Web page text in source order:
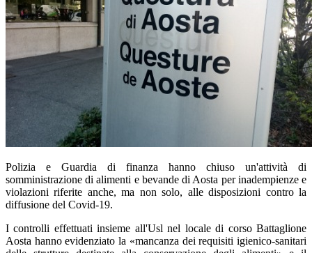
Polizia e Guardia di finanza hanno chiuso un'attività di
somministrazione di alimenti e bevande di Aosta per inadempienze e
violazioni riferite anche, ma non solo, alle disposizioni contro la
diffusione del Covid-19.
I controlli effettuati insieme all'Usl nel locale di corso Battaglione
Aosta hanno evidenziato la «mancanza dei requisiti igienico-sanitari